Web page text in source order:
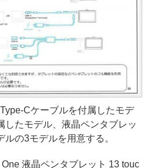
Cケーブルを付属したモデ
したモデル、液晶ペンタブレッ
ルの3モデルを用意する。
液晶ペンタブレット 13 touc